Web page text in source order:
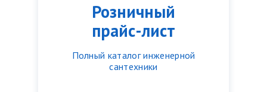
Розничный
прайс-лист
Полный каталог инженерной
сантехники